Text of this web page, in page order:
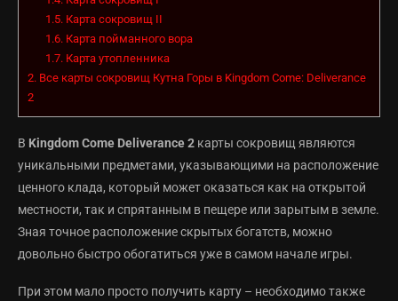
1.5.Карта сокровищ II
1.6.Карта пойманного вора
1.7.Карта утопленника
2. Все карты сокровищ Кутна Горы в Kingdom Come: Deliverance
2
В Kingdom Come Deliverance 2 карты сокровищ являются
уникальными предметами, указывающими на расположение
ценного клада, который может оказаться как на открытой
местности, так и спрятанным в пещере или зарытым в земле.
Зная точное расположение скрытых богатств, можно
довольно быстро обогатиться уже в самом начале игры.
При этом мало просто получить карту – необходимо также